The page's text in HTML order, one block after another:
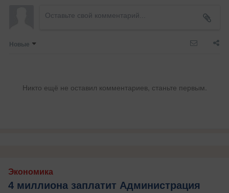
Новые
Никто ещё не оставил комментариев, станьте первым.
Экономика
4 миллиона заплатит Администрация